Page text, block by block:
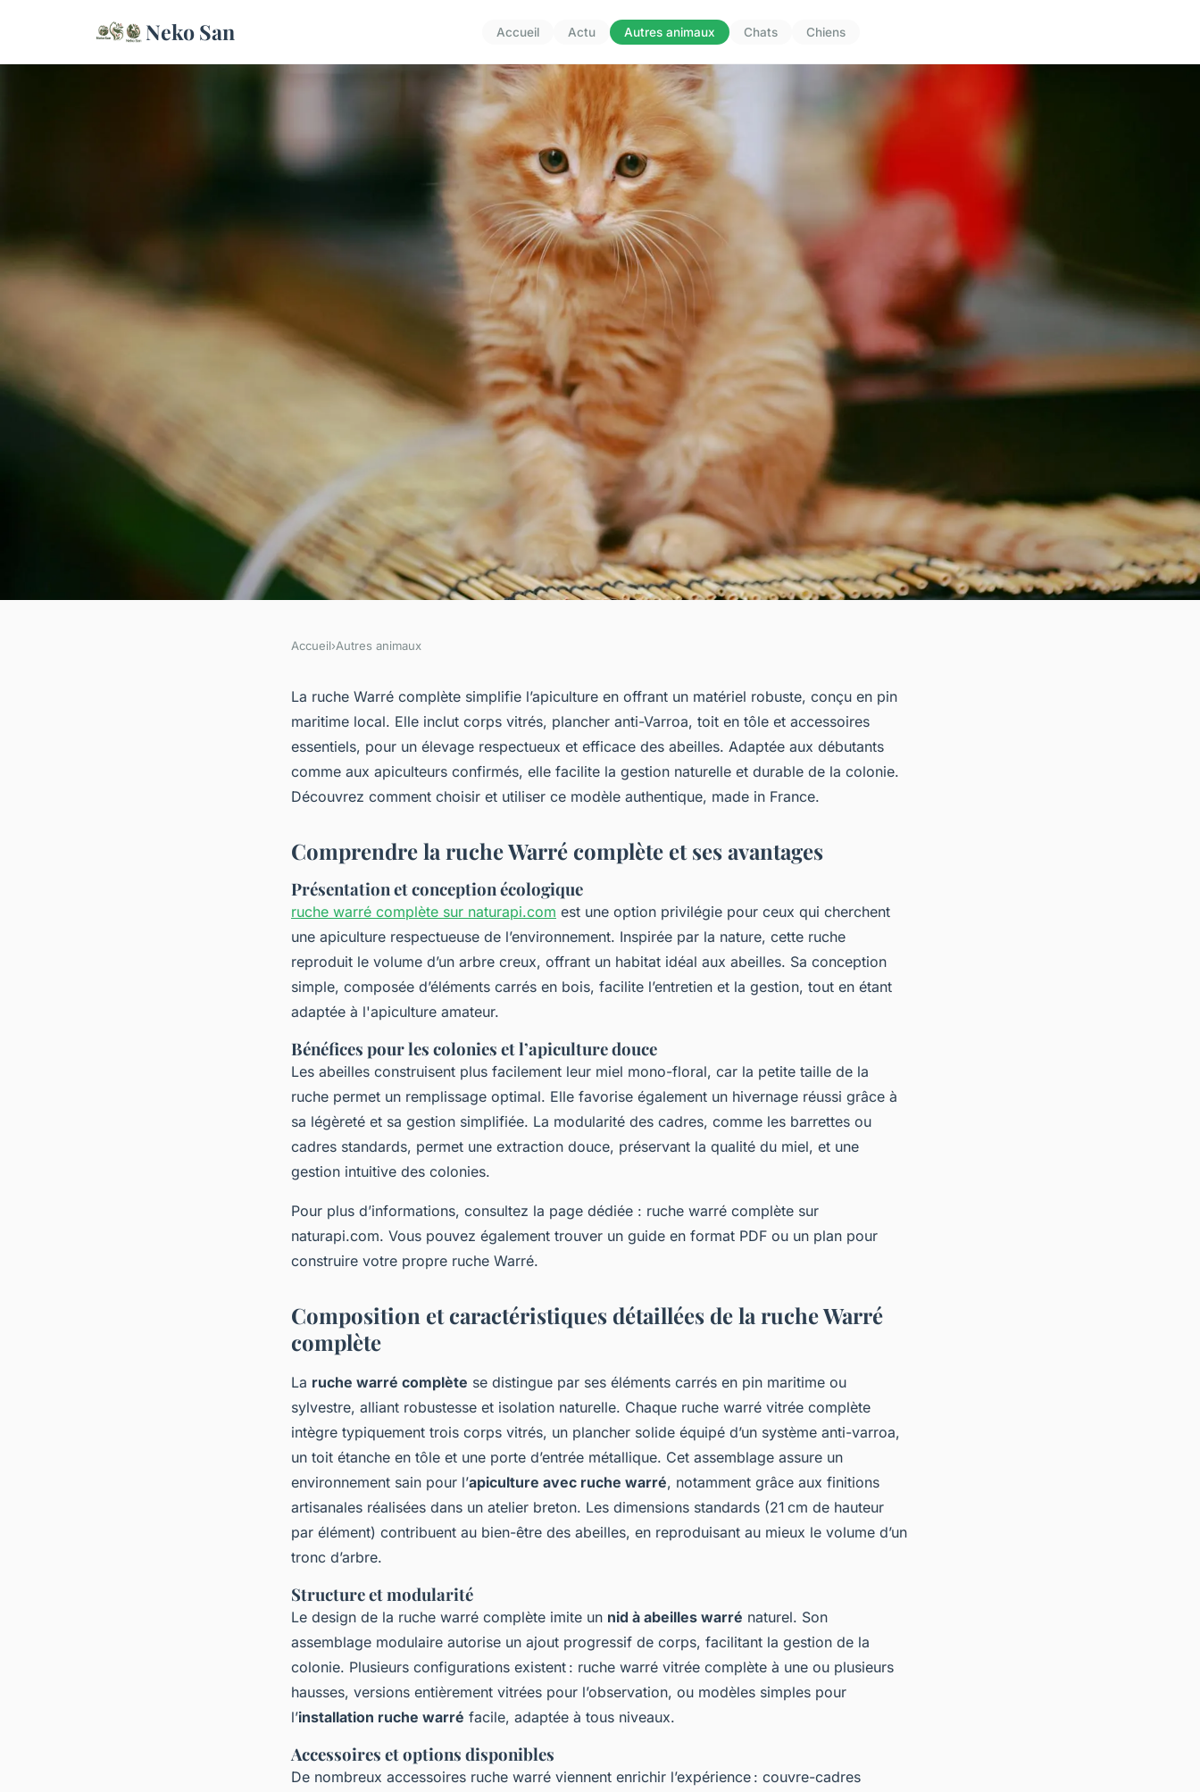
Neko San Accueil Actu Autres animaux Chats Chiens
Ruche warré complète : guide pour
une apiculture simple et efficace
5 min de lecture
Accueil›Autres animaux
La ruche Warré complète simplifie l’apiculture en offrant un matériel robuste, conçu en pin
maritime local. Elle inclut corps vitrés, plancher anti-Varroa, toit en tôle et accessoires
essentiels, pour un élevage respectueux et efficace des abeilles. Adaptée aux débutants
comme aux apiculteurs confirmés, elle facilite la gestion naturelle et durable de la colonie.
Découvrez comment choisir et utiliser ce modèle authentique, made in France.
Comprendre la ruche Warré complète et ses avantages
Présentation et conception écologique
ruche warré complète sur naturapi.com est une option privilégie pour ceux qui cherchent
une apiculture respectueuse de l’environnement. Inspirée par la nature, cette ruche
reproduit le volume d’un arbre creux, offrant un habitat idéal aux abeilles. Sa conception
simple, composée d’éléments carrés en bois, facilite l’entretien et la gestion, tout en étant
adaptée à l'apiculture amateur.
Bénéfices pour les colonies et l’apiculture douce
Les abeilles construisent plus facilement leur miel mono-floral, car la petite taille de la
ruche permet un remplissage optimal. Elle favorise également un hivernage réussi grâce à
sa légèreté et sa gestion simplifiée. La modularité des cadres, comme les barrettes ou
cadres standards, permet une extraction douce, préservant la qualité du miel, et une
gestion intuitive des colonies.
Pour plus d’informations, consultez la page dédiée : ruche warré complète sur
naturapi.com. Vous pouvez également trouver un guide en format PDF ou un plan pour
construire votre propre ruche Warré.
Composition et caractéristiques détaillées de la ruche Warré
complète
La ruche warré complète se distingue par ses éléments carrés en pin maritime ou
sylvestre, alliant robustesse et isolation naturelle. Chaque ruche warré vitrée complète
intègre typiquement trois corps vitrés, un plancher solide équipé d’un système anti-varroa,
un toit étanche en tôle et une porte d’entrée métallique. Cet assemblage assure un
environnement sain pour l’apiculture avec ruche warré, notamment grâce aux finitions
artisanales réalisées dans un atelier breton. Les dimensions standards (21 cm de hauteur
par élément) contribuent au bien-être des abeilles, en reproduisant au mieux le volume d’un
tronc d’arbre.
Structure et modularité
Le design de la ruche warré complète imite un nid à abeilles warré naturel. Son
assemblage modulaire autorise un ajout progressif de corps, facilitant la gestion de la
colonie. Plusieurs configurations existent : ruche warré vitrée complète à une ou plusieurs
hausses, versions entièrement vitrées pour l’observation, ou modèles simples pour
l’installation ruche warré facile, adaptée à tous niveaux.
Accessoires et options disponibles
De nombreux accessoires ruche warré viennent enrichir l’expérience : couvre-cadres